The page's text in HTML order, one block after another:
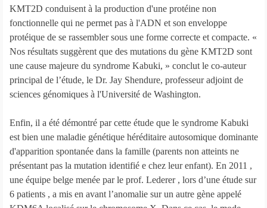
KMT2D conduisent à la production d'une protéine non
fonctionnelle qui ne permet pas à l'ADN et son enveloppe
protéique de se rassembler sous une forme correcte et compacte. «
Nos résultats suggèrent que des mutations du gène KMT2D sont
une cause majeure du syndrome Kabuki, » conclut le co-auteur
principal de l’étude, le Dr. Jay Shendure, professeur adjoint de
sciences génomiques à l'Université de Washington.
Enfin, il a été démontré par cette étude que le syndrome Kabuki
est bien une maladie génétique héréditaire autosomique dominante
d'apparition spontanée dans la famille (parents non atteints ne
présentant pas la mutation identifié e chez leur enfant). En 2011 ,
une équipe belge menée par le prof. Lederer , lors d’une étude sur
6 patients , a mis en avant l’anomalie sur un autre gène appelé